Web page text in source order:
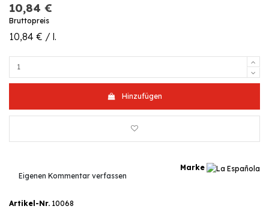
10,84 €
Bruttopreis
10,84 € / l.
Hinzufügen
Marke
Eigenen Kommentar verfassen
Artikel-Nr. 10068